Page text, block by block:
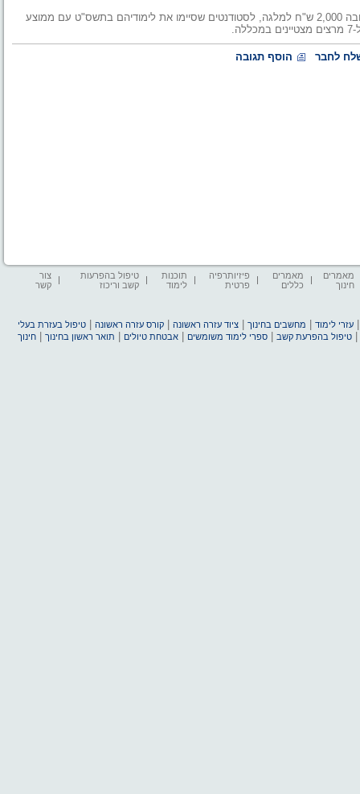
במסגרת הטקס העניק מנהל המכללה מלגות הצטיינות בלימודים בגובה 2,000 ש"ח למלגה, לסטודנטים שסיימו את לימודיהם בתשס"ט עם ממוצע
לחבר הוסף תגובה
מאמרים
חינוך
מאמרים
כללים
פיזיותרפיה
פרטית
תוכנות
לימוד
טיפול בהפרעות
קשב וריכוז
צור
קשר
עזרי לימוד מחשבים בחינוך |ציוד עזרה ראשונה |קורס עזרה ראשונה |טיפול בעזרת בעלי
|טיפול בהפרעת קשב |ספרי לימוד משומשים |אבטחת טיולים תואר ראשון בחינוך |חינוך